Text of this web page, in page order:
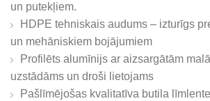
un putekļiem.
HDPE tehniskais audums – izturīgs
un mehāniskiem bojājumiem
Profilēts alumīnijs ar aizsargātām
uzstādāms un droši lietojams
Pašlīmējošas kvalitatīva butila